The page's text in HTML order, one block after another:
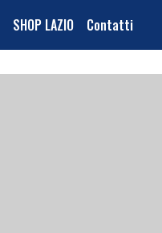
SHOP LAZIO Contatti